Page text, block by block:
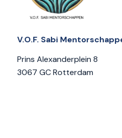
V.O.F. Sabi
Prins Alexanderplein 8
3067 GC Rotterdam